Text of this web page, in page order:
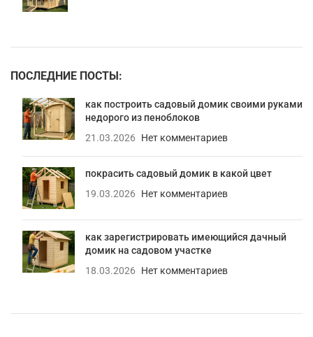
ПОСЛЕДНИЕ ПОСТЫ:
как построить садовый домик своими руками
недорого из пеноблоков
21.03.2026
Нет комментариев
покрасить садовый домик в какой цвет
19.03.2026
Нет комментариев
как зарегистрировать имеющийся дачный
домик на садовом участке
18.03.2026
Нет комментариев